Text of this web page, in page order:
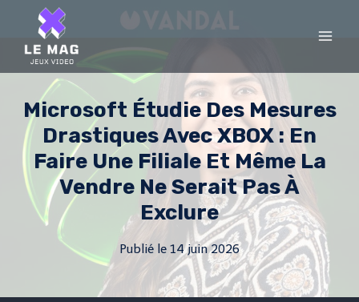
content
Microsoft Étudie Des Mesures
Drastiques Avec XBOX : En
Faire Une Filiale Et Même La
Vendre Ne Serait Pas À
Exclure
Publié le 14 juin 2026